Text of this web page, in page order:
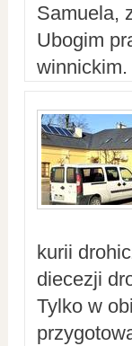
Samuela,
Ubogim
winnickim.
kurii
diecezji
Tylko w